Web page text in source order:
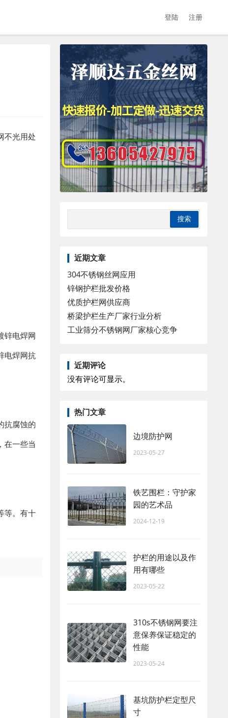
登陆 注册
不光用处
锌电焊网
电焊网抗
抗腐蚀的
在一些当
等。有十
近期文章
304不锈钢丝网应用
锌钢护栏批发价格
优质护栏网供应商
桥梁护栏生产厂家行业分析
工业筛分不锈钢网厂家核心竞争
近期评论
没有评论可显示。
热门文章
边境防护网
2023-05-27
铁艺围栏：守护家
园的艺术品
2024-12-19
护栏的用途以及作
用有哪些
2023-05-22
310s不锈钢网要注
意保养保证稳定的
性能
2023-05-24
基坑防护栏定型尺
寸